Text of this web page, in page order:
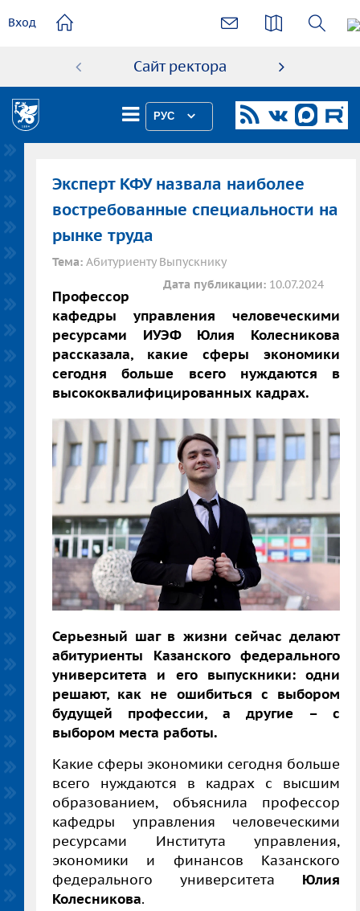
содержанию
Вход
Сайт ректора
РУС
Эксперт КФУ назвала наиболее
востребованные специальности на
рынке труда
Тема: Абитуриенту Выпускнику
Дата публикации: 10.07.2024
Профессор
кафедры управления человеческими
ресурсами ИУЭФ Юлия Колесникова
рассказала, какие сферы экономики
сегодня больше всего нуждаются в
высококвалифицированных кадрах.
Серьезный шаг в жизни сейчас делают
абитуриенты Казанского федерального
университета и его выпускники: одни
решают, как не ошибиться с выбором
будущей профессии, а другие – с
выбором места работы.
Какие сферы экономики сегодня больше
всего нуждаются в кадрах с высшим
образованием, объяснила профессор
кафедры управления человеческими
ресурсами Института управления,
экономики и финансов Казанского
федерального университета Юлия
Колесникова.